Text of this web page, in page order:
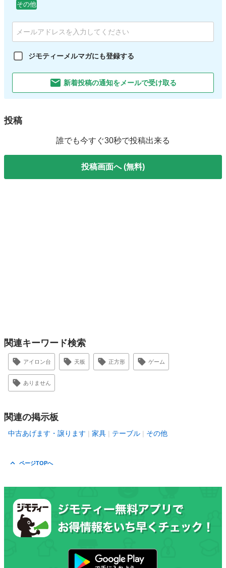
その他
ジモティーメルマガにも登録する
新着投稿の通知をメールで受け取る
投稿
誰でも今すぐ30秒で投稿出来る
投稿画面へ (無料)
関連キーワード検索
アイロン台 天板 正方形 ゲーム
ありません
関連の掲示板
中古あげます・譲ります 家具 テーブル その他
ページTOPへ